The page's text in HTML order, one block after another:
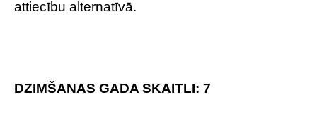
attiecību alternatīvā.
DZIMŠANAS GADA SKAITLI: 7